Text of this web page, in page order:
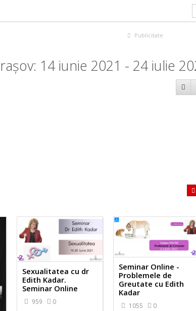
Publicitate
14 iunie 2021 - 24 iulie
Sexualitatea cu dr
Edith Kadar.
Seminar Online
959 0
Seminar Online -
Problemele de
Greutate cu Edith
Kadar
1055 0